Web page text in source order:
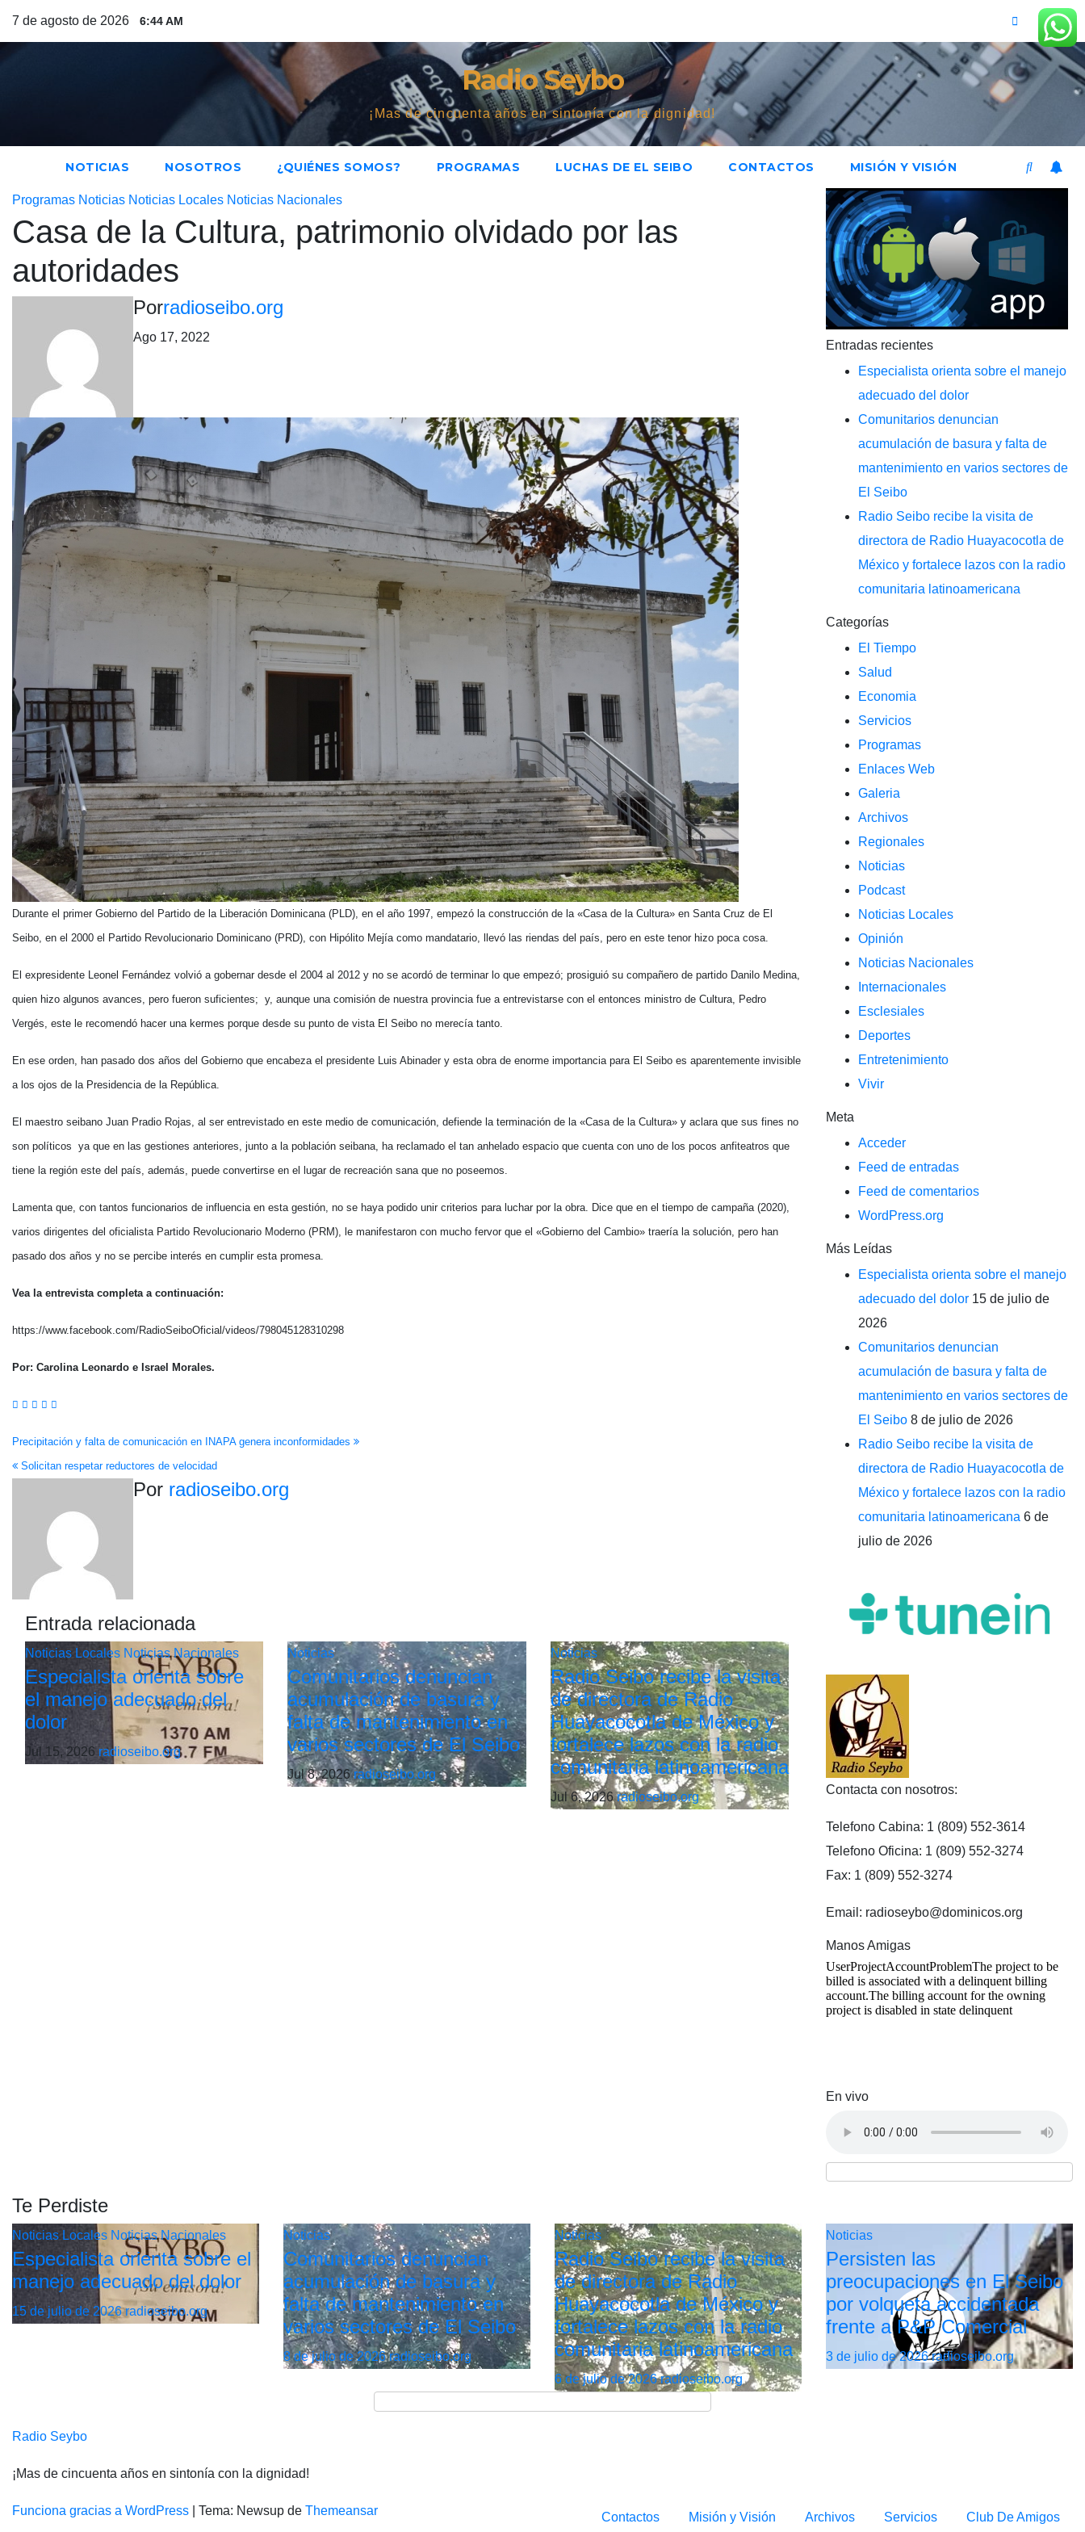
7 de agosto de 2026 6:44 AM
Radio Seybo
¡Mas de cincuenta años en sintonía con la dignidad!
NOTICIAS NOSOTROS ¿QUIÉNES SOMOS? PROGRAMAS LUCHAS DE EL SEIBO CONTACTOS MISIÓN Y VISIÓN
Programas Noticias Noticias Locales Noticias Nacionales
Casa de la Cultura, patrimonio olvidado por las
autoridades
Porradioseibo.org
Ago 17, 2022
Durante el primer Gobierno del Partido de la Liberación Dominicana (PLD), en el año 1997, empezó la construcción de la «Casa de la Cultura» en Santa Cruz de El
Seibo, en el 2000 el Partido Revolucionario Dominicano (PRD), con Hipólito Mejía como mandatario, llevó las riendas del país, pero en este tenor hizo poca cosa.
El expresidente Leonel Fernández volvió a gobernar desde el 2004 al 2012 y no se acordó de terminar lo que empezó; prosiguió su compañero de partido Danilo Medina,
quien hizo algunos avances, pero fueron suficientes; y, aunque una comisión de nuestra provincia fue a entrevistarse con el entonces ministro de Cultura, Pedro
Vergés, este le recomendó hacer una kermes porque desde su punto de vista El Seibo no merecía tanto.
En ese orden, han pasado dos años del Gobierno que encabeza el presidente Luis Abinader y esta obra de enorme importancia para El Seibo es aparentemente invisible
a los ojos de la Presidencia de la República.
El maestro seibano Juan Pradio Rojas, al ser entrevistado en este medio de comunicación, defiende la terminación de la «Casa de la Cultura» y aclara que sus fines no
son políticos ya que en las gestiones anteriores, junto a la población seibana, ha reclamado el tan anhelado espacio que cuenta con uno de los pocos anfiteatros que
tiene la región este del país, además, puede convertirse en el lugar de recreación sana que no poseemos.
Lamenta que, con tantos funcionarios de influencia en esta gestión, no se haya podido unir criterios para luchar por la obra. Dice que en el tiempo de campaña (2020),
varios dirigentes del oficialista Partido Revolucionario Moderno (PRM), le manifestaron con mucho fervor que el «Gobierno del Cambio» traería la solución, pero han
pasado dos años y no se percibe interés en cumplir esta promesa.
Vea la entrevista completa a continuación:
https://www.facebook.com/RadioSeiboOficial/videos/798045128310298
Por: Carolina Leonardo e Israel Morales.
Navegación
de
entradas
Precipitación y falta de comunicación en INAPA genera inconformidades
Solicitan respetar reductores de velocidad
Por radioseibo.org
Entrada relacionada
Noticias Locales Noticias Nacionales
Especialista orienta sobre
el manejo adecuado del
dolor
Jul 15, 2026 radioseibo.org
Noticias
Comunitarios denuncian
acumulación de basura y
falta de mantenimiento en
varios sectores de El Seibo
Jul 8, 2026radioseibo.org
Noticias
Radio Seibo recibe la visita
de directora de Radio
Huayacocotla de México y
fortalece lazos con la radio
comunitaria latinoamericana
Jul 6, 2026radioseibo.org
Entradas recientes
Especialista orienta sobre el manejo
adecuado del dolor
Comunitarios denuncian
acumulación de basura y falta de
mantenimiento en varios sectores de
El Seibo
Radio Seibo recibe la visita de
directora de Radio Huayacocotla de
México y fortalece lazos con la radio
comunitaria latinoamericana
Categorías
El Tiempo
Salud
Economia
Servicios
Programas
Enlaces Web
Galeria
Archivos
Regionales
Noticias
Podcast
Noticias Locales
Opinión
Noticias Nacionales
Internacionales
Esclesiales
Deportes
Entretenimiento
Vivir
Meta
Acceder
Feed de entradas
Feed de comentarios
WordPress.org
Más Leídas
Especialista orienta sobre el manejo
adecuado del dolor 15 de julio de
2026
Comunitarios denuncian
acumulación de basura y falta de
mantenimiento en varios sectores de
El Seibo 8 de julio de 2026
Radio Seibo recibe la visita de
directora de Radio Huayacocotla de
México y fortalece lazos con la radio
comunitaria latinoamericana 6 de
julio de 2026
Contacta con nosotros:
Telefono Cabina: 1 (809) 552-3614
Telefono Oficina: 1 (809) 552-3274
Fax: 1 (809) 552-3274
Email: radioseybo@dominicos.org
Manos Amigas
En vivo
Te Perdiste
Noticias Locales Noticias Nacionales
Especialista orienta sobre el
manejo adecuado del dolor
15 de julio de 2026radioseibo.org
Noticias
Comunitarios denuncian
acumulación de basura y
falta de mantenimiento en
varios sectores de El Seibo
8 de julio de 2026radioseibo.org
Noticias
Radio Seibo recibe la visita
de directora de Radio
Huayacocotla de México y
fortalece lazos con la radio
comunitaria latinoamericana
6 de julio de 2026radioseibo.org
Noticias
Persisten las
preocupaciones en El Seibo
por volqueta accidentada
frente a P&P Comercial
3 de julio de 2026radioseibo.org
Radio Seybo
¡Mas de cincuenta años en sintonía con la dignidad!
Funciona gracias a WordPress Tema: Newsup de Themeansar Contactos Misión y Visión Archivos Servicios Club De Amigos